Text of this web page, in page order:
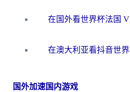
国外加速国内游戏